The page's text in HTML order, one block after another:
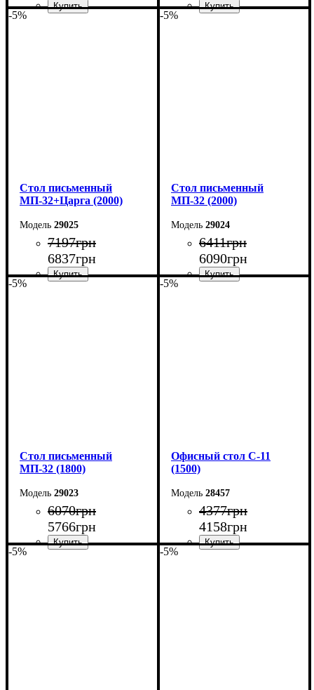
-5%
Cтол письменный
МП-32+Царга (2000)
29025
7197грн
6837грн
-5%
Cтол письменный
МП-32 (2000)
29024
6411грн
6090грн
-5%
Cтол письменный
МП-32 (1800)
29023
6070грн
5766грн
-5%
Офисный стол С-11
(1500)
28457
4377грн
4158грн
-5% -5%